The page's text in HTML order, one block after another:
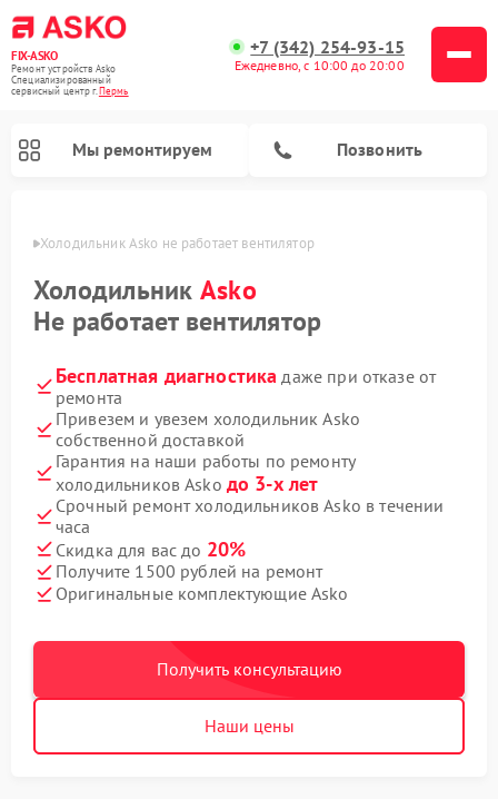
FIX-ASKO
Ремонт устройств Asko
Специализированный
cервисный центр г.Пермь
+7 (342) 254-93-15
Ежедневно, с 10:00 до 20:00
Мы ремонтируем Позвонить
Холодильник Asko не работает вентилятор
Холодильник Asko
Не работает вентилятор
Бесплатная диагностика даже при отказе от
ремонта
Привезем и увезем холодильник Asko
собственной доставкой
Гарантия на наши работы по ремонту
холодильников Asko до 3-х лет
Срочный ремонт холодильников Asko в течении
часа
Скидка для вас до 20%
Получите 1500 рублей на ремонт
Оригинальные комплектующие Asko
Получить консультацию
Наши цены